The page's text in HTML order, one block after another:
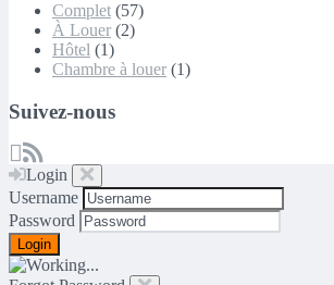
Complet (57)
À Louer (2)
Hôtel (1)
Chambre à louer (1)
Suivez-nous
Login
Username
Password